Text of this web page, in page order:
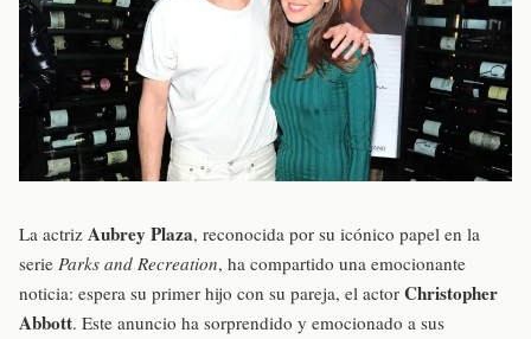
La actriz Aubrey Plaza, reconocida por su icónico papel en la
serie Parks and Recreation, ha compartido una emocionante
noticia: espera su primer hijo con su pareja, el actor Christopher
Abbott. Este anuncio ha sorprendido y emocionado a sus